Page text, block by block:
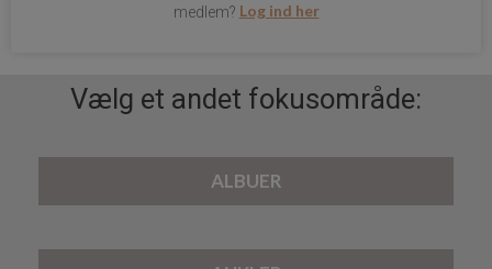
medlem? Log ind her
Vælg et andet fokusområde:
ALBUER